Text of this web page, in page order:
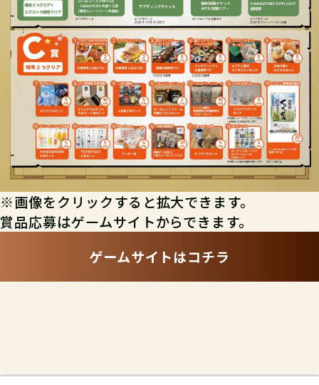
リゾートエリアには、ホテルに宿泊し
た方だけが見つけることができる宝が
存在する！こちらもぜひチャレンジし
よう！
05⑤抽選に応募しよう！
クリアした暗号数に応じて豪華賞品に
応募できるよ。詳細は賞品ページをチ
エックしよう！アンケートに答えて応
募しよう！
※画像をクリックすると拡大できます。
賞品応募はゲームサイトからできます。
ゲームサイトはコチラ